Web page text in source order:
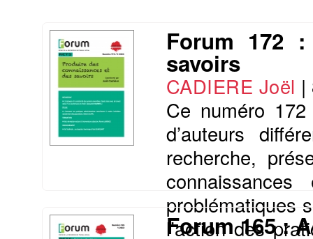
Forum 172
savoirs
CADIERE Joël |
Ce numéro
d’auteurs
recherche,
problématiques
l’action des
Forum 165 :